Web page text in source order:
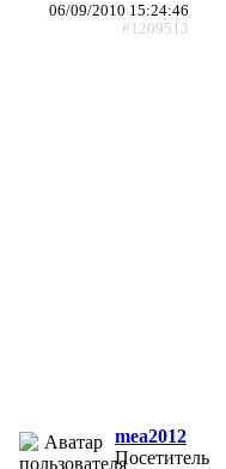
06/09/2010 15:24:46
#1209513
mea2012
Посетитель